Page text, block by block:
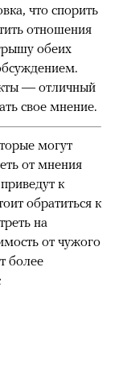
что спорить
отношения
обеих
— отличный
свое мнение.
могут
от мнения
к
обратиться к
на
от чужого
более